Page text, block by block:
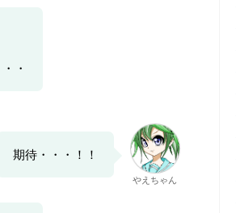
・
期待・・・！！
やえちゃん